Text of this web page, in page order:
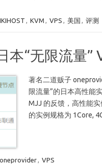
IKIHOST , KVM , VPS , 美国 , 评测
本“无限流量”
著名二道贩子
限流量”的日本高性能
MJJ 的反馈，高性能
的实例规格为 1Core,
oneprovider, VPS